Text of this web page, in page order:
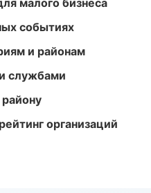
малого бизнеса
событиях
и районам
службами
организаций